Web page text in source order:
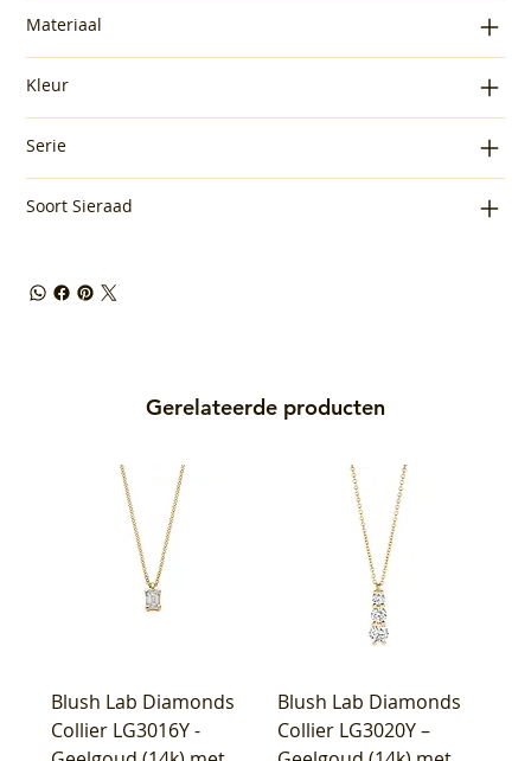
Materiaal
Kleur
Serie
Soort Sieraad
Gerelateerde producten
Blush Lab Diamonds
Collier LG3016Y -
Blush Lab Diamonds
Collier LG3020Y –